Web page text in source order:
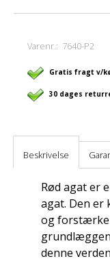
Varenr.: 7640-P2
Gratis fragt v/
30 dages
Beskrivelse
Rød agat er
agat. Den er
og forstærke
denne